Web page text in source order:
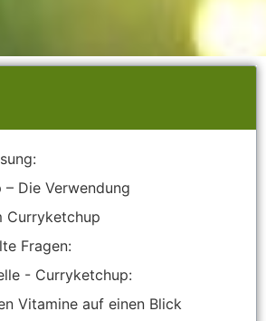
Die Verwendung
Curryketchup
Fragen:
- Curryketchup:
Vitamine auf einen Blick